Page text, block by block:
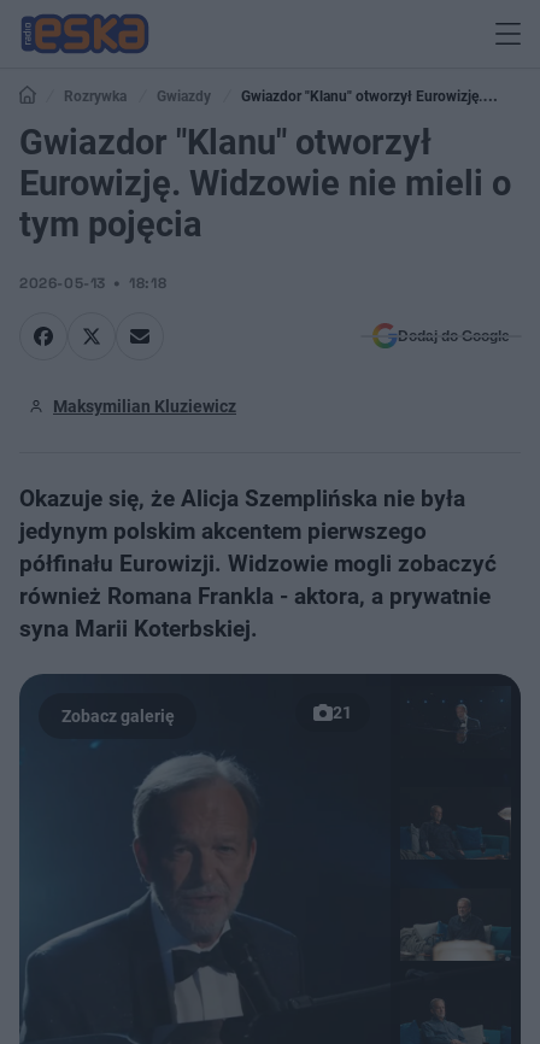
Rozrywka Gwiazdy
Gwiazdor "Klanu" otworzył Eurowizję.
Widzowie nie mieli o tym pojęcia
Gwiazdor "Klanu" otworzył
Eurowizję. Widzowie nie mieli o
tym pojęcia
2026-05-13 18:18
Dodaj do Google
Maksymilian Kluziewicz
Okazuje się, że Alicja Szemplińska nie była
jedynym polskim akcentem pierwszego
półfinału Eurowizji. Widzowie mogli zobaczyć
również Romana Frankla - aktora, a prywatnie
syna Marii Koterbskiej.
21